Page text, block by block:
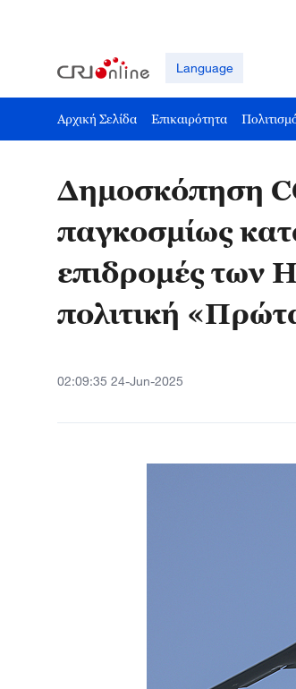
Language
Αρχική Σελίδα Επικαιρότητα
Δημοσκόπηση
παγκοσμίως
επιδρομές των
πολιτική
02:09:35 24-Jun-2025